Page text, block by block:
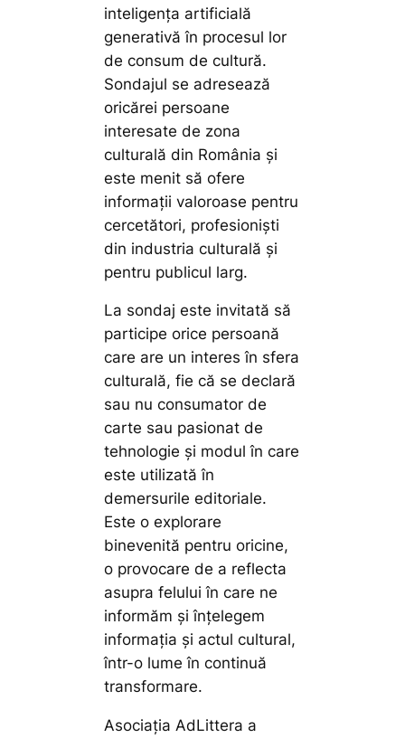
inteligența artificială
generativă în procesul lor
de consum de cultură.
Sondajul se adresează
oricărei persoane
interesate de zona
culturală din România și
este menit să ofere
informații valoroase pentru
cercetători, profesioniști
din industria culturală și
pentru publicul larg.
La sondaj este invitată să
participe orice persoană
care are un interes în sfera
culturală, fie că se declară
sau nu consumator de
carte sau pasionat de
tehnologie și modul în care
este utilizată în
demersurile editoriale.
Este o explorare
binevenită pentru oricine,
o provocare de a reflecta
asupra felului în care ne
informăm și înțelegem
informația și actul cultural,
într-o lume în continuă
transformare.
Asociația AdLittera a